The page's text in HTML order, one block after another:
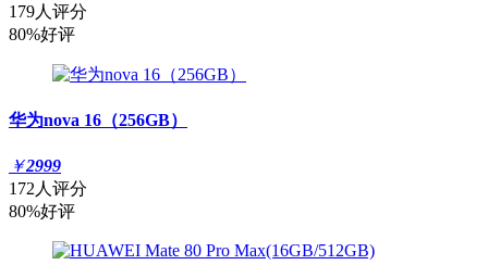
179人评分
80%好评
华为nova 16（256GB）
￥2999
172人评分
80%好评